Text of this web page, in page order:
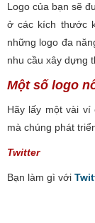
Logo của bạn sẽ
ở các kích thước
những logo đa
nhu cầu xây dựng
Một số logo
Hãy lấy một vài
mà chúng phát
Twitter
Bạn làm gì với